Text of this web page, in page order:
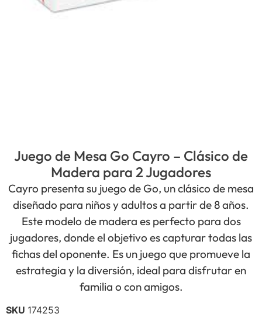
Juego de Mesa Go Cayro – Clásico de
Madera para 2 Jugadores
Cayro presenta su juego de Go, un clásico de mesa
diseñado para niños y adultos a partir de 8 años.
Este modelo de madera es perfecto para dos
jugadores, donde el objetivo es capturar todas las
fichas del oponente. Es un juego que promueve la
estrategia y la diversión, ideal para disfrutar en
familia o con amigos.
SKU 174253